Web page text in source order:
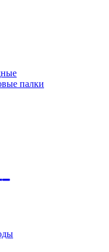
палки